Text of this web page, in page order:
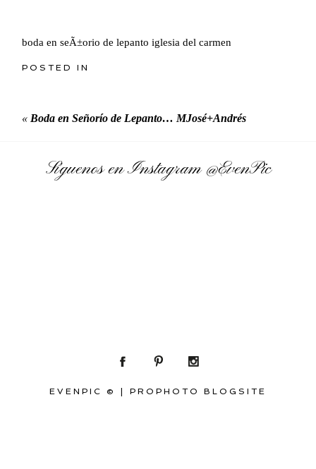
boda en seÃ±orio de lepanto iglesia del carmen
POSTED IN
« Boda en Señorío de Lepanto… MJosé+Andrés
Síguenos en Instagram@EvenPic
EVENPIC © PROPHOTO BLOGSITE